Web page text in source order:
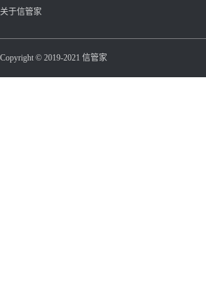
关于信管家
Copyright © 2019-2021 信管家